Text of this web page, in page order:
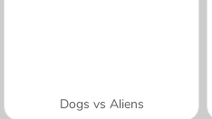
Dogs vs Aliens